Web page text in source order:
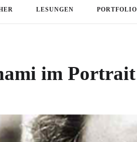
LESUNGEN PORTFOLIO
im Portrait